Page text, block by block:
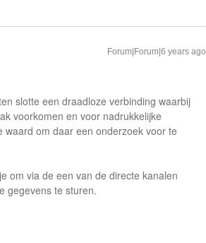
Forum|Forum|6 years ago
slotte een draadloze verbinding waarbij
voorkomen en voor nadrukkelijke
om daar een onderzoek voor te
om via de een van de directe kanalen
gegevens te sturen.